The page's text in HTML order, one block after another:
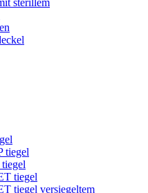
sterillem
tiegel
tiegel
tiegel versiegeltem